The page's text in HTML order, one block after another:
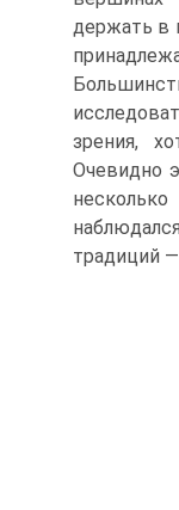
держать в
зрения,
Очевидно
традиций